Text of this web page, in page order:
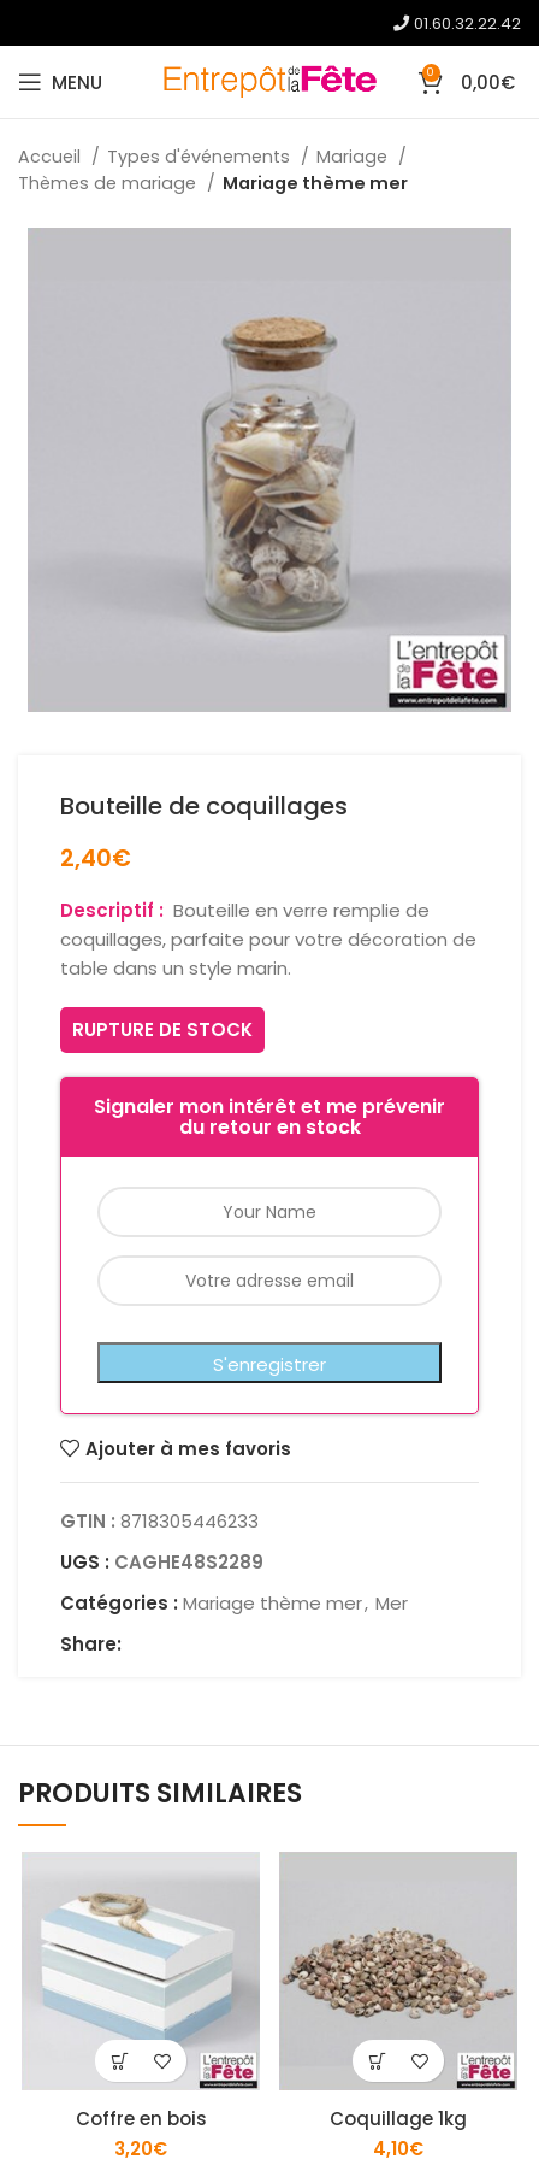
01.60.32.22.42
MENU 0 0,00€
Accueil Types d'événements
Mariage
Thèmes de mariage
Mariage thème mer
Bouteille de coquillages
2,40€
Descriptif : Bouteille en verre remplie de
coquillages, parfaite pour votre décoration de
table dans un style marin.
RUPTURE DE STOCK
Signaler mon intérêt et me prévenir
du retour en stock
Ajouter à mes favoris
GTIN : 8718305446233
UGS : CAGHE48S2289
Catégories : Mariage thème mer, Mer
Share:
PRODUITS SIMILAIRES
Coffre en bois
3,20€
Coquillage 1kg
4,10€